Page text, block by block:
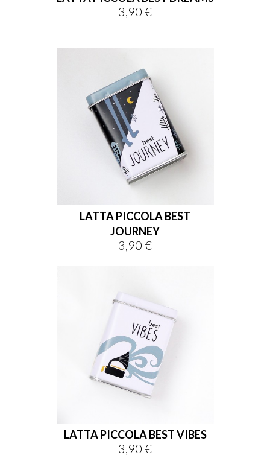
Prezzo
3,90 €
LATTA PICCOLA BEST
JOURNEY
Prezzo
3,90 €
LATTA PICCOLA BEST VIBES
Prezzo
3,90 €